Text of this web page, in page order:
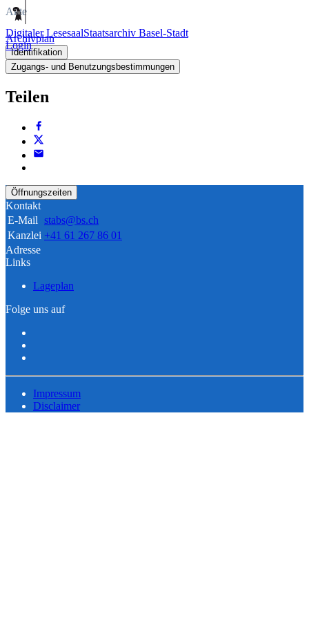
Digitaler LesesaalStaatsarchiv Basel-Stadt
Login
Akte
Archivplan
Identifikation
Zugangs- und Benutzungsbestimmungen
Teilen
Öffnungszeiten
Kontakt
E-Mail stabs@bs.ch
Kanzlei +41 61 267 86 01
Adresse
Links
Lageplan
Folge uns auf
Impressum
Disclaimer